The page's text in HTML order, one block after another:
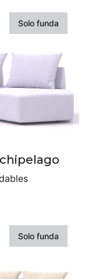
Solo funda
Solo funda